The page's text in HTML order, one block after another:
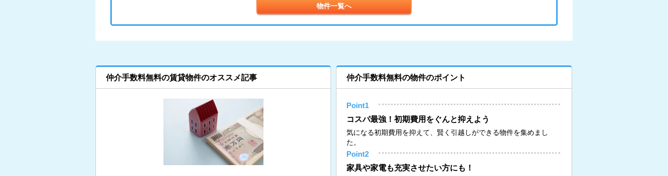
物件一覧へ
仲介手数料無料の賃貸物件のオススメ記事 仲介手数料無料の物件のポイント
Point1
コスパ最強！初期費用をぐんと抑えよう
気になる初期費用を抑えて、賢く引越しができる物件を集めまし
た。
Point2
家具や家電も充実させたい方にも！